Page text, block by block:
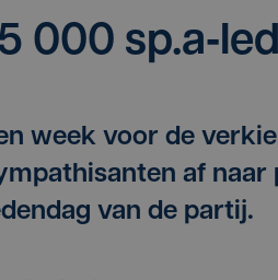
000
week voor de
af naar
van de partij.